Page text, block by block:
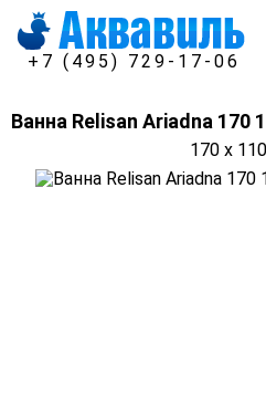
+7 (495) 729-17-06
Ванна Relisan Ariadna 170
170 x